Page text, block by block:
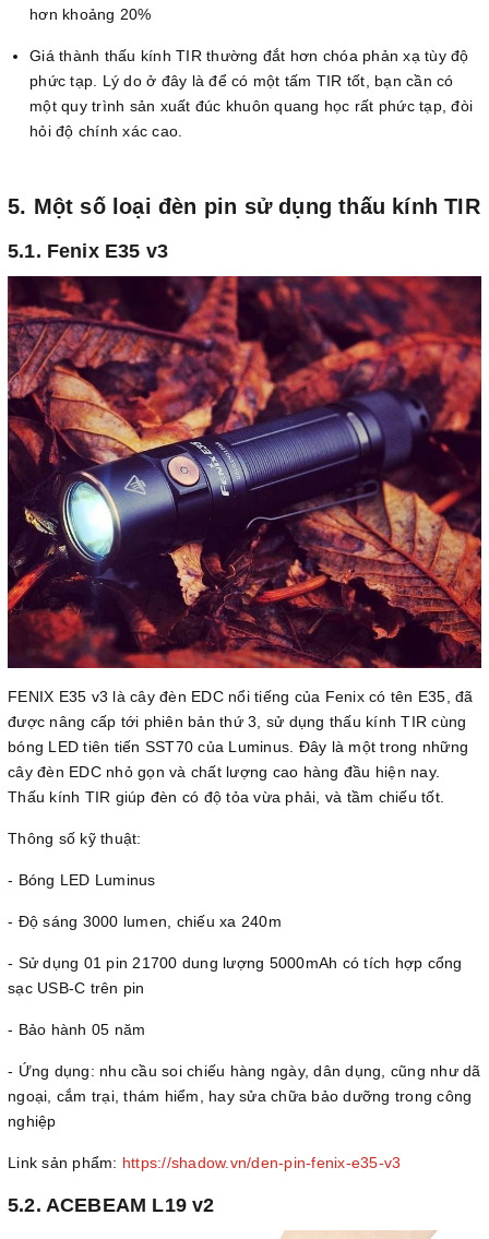
hơn khoảng 20%
Giá thành thấu kính TIR thường đắt hơn chóa phản xạ tùy độ
phức tạp. Lý do ở đây là để có một tấm TIR tốt, bạn cần có
một quy trình sản xuất đúc khuôn quang học rất phức tạp, đòi
hỏi độ chính xác cao.
5. Một số loại đèn pin sử dụng thấu kính TIR
5.1. Fenix E35 v3
FENIX E35 v3 là cây đèn EDC nổi tiếng của Fenix có tên E35, đã
được nâng cấp tới phiên bản thứ 3, sử dụng thấu kính TIR cùng
bóng LED tiên tiến SST70 của Luminus. Đây là một trong những
cây đèn EDC nhỏ gọn và chất lượng cao hàng đầu hiện nay.
Thấu kính TIR giúp đèn có độ tỏa vừa phải, và tầm chiếu tốt.
Thông số kỹ thuật:
- Bóng LED Luminus
- Độ sáng 3000 lumen, chiếu xa 240m
- Sử dụng 01 pin 21700 dung lượng 5000mAh có tích hợp cổng
sạc USB-C trên pin
- Bảo hành 05 năm
- Ứng dụng: nhu cầu soi chiếu hàng ngày, dân dụng, cũng như dã
ngoại, cắm trại, thám hiểm, hay sửa chữa bảo dưỡng trong công
nghiệp
Link sản phẩm: https://shadow.vn/den-pin-fenix-e35-v3
5.2. ACEBEAM L19 v2